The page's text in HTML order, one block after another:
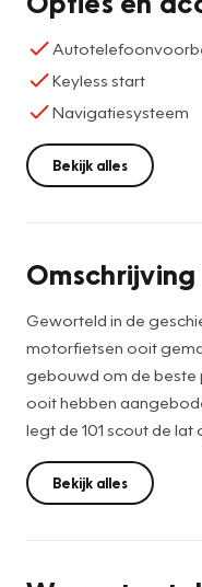
Keyless start
Navigatiesysteem
Bekijk alles
Omschrijving
Geworteld in de
motorfietsen ooit
gebouwd om de beste
ooit hebben
legt de 101 scout de
Amerikaanse V-Twin-
Bekijk alles